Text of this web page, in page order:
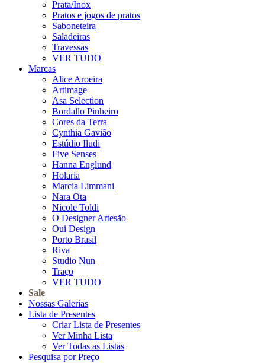
Prata/Inox
Pratos e jogos de pratos
Saboneteira
Saladeiras
Travessas
VER TUDO
Marcas
Alice Aroeira
Artimage
Asa Selection
Bordallo Pinheiro
Cores da Terra
Cynthia Gavião
Estúdio Iludi
Five Senses
Hanna Englund
Holaria
Marcia Limmani
Nara Ota
Nicole Toldi
O Designer Artesão
Oui Design
Porto Brasil
Riva
Studio Nun
Traço
VER TUDO
Sale
Nossas Galerias
Lista de Presentes
Criar Lista de Presentes
Ver Minha Lista
Ver Todas as Listas
Pesquisa por Preço